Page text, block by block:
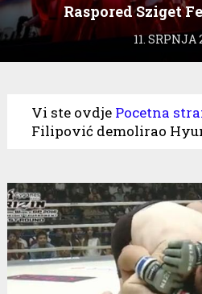
Raspored Sziget
11. SRPNJA
Vi ste ovdje Pocetna
Filipović demolirao